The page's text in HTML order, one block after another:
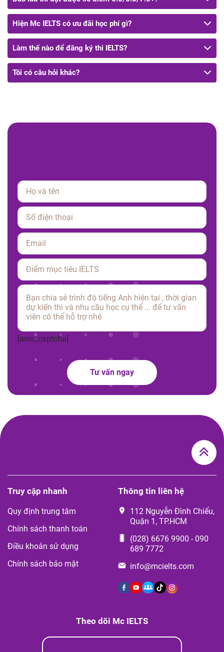
Hiện Mc IELTS có ưu đãi học phí gì?
Làm thế nào để đăng ký thi IELTS?
Tôi có câu hỏi khác?
Please leave this field empty.
[aios_captcha]
Tư vấn ngay
Truy cập nhanh
Quy định trung tâm
Chính sách thanh toán
Điều khoản sử dụng
Chính sách bảo mật
Thông tin liên hệ
112 Nguyễn Đình Chiểu,
Quận 1, TP.HCM
(028) 6676 9900 - 090
689 7772
info@mcielts.com
Theo dõi Mc IELTS